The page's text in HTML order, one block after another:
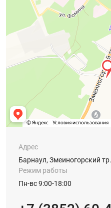
Адрес
Барнаул, Змеиногорский
Режим работы
Пн-вс 9:00-18:00